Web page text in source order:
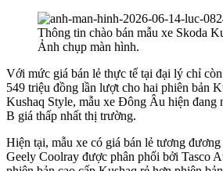
Thông tin chào bán mẫu xe Skoda
Ảnh chụp màn hình.
Với mức giá bán lẻ thực tế tại đại lý chỉ
549 triệu đồng lần lượt cho hai phiên bản
Kushaq Style, mẫu xe Đông Âu hiện đang
B giá thấp nhất thị trường.
Hiện tại, mẫu xe có giá bán lẻ tương
Geely Coolray được phân phối bởi Tasco